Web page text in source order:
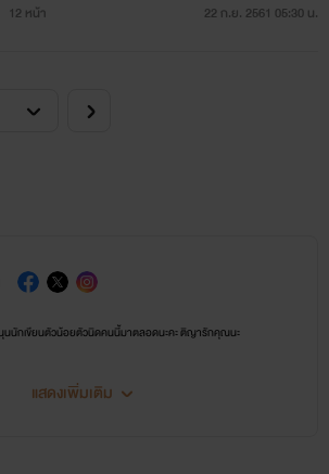
12 หน้า 22 ก.ย. 2561 05:30 น.
นักเขียนตัวน้อยตัวนิดคนนี้มาตลอดนะคะ ติญารักคุณนะ
แสดงเพิ่มเติม